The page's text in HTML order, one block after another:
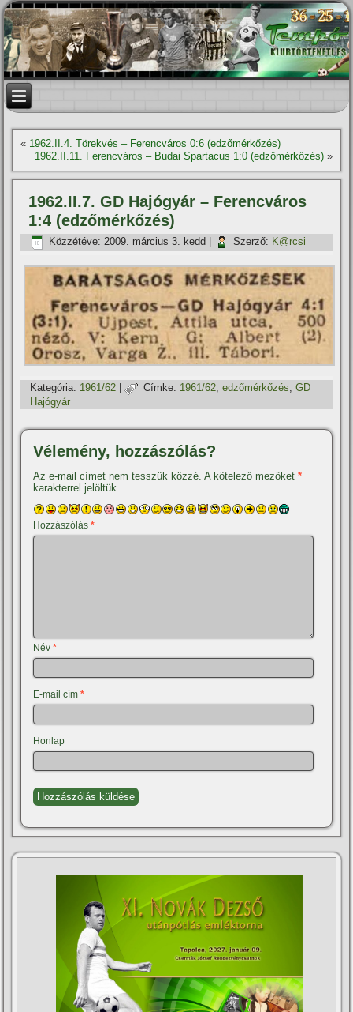
« 1962.II.4. Törekvés – Ferencváros 0:6 (edzőmérkőzés)
1962.II.11. Ferencváros – Budai Spartacus 1:0 (edzőmérkőzés)»
1962.II.7. GD Hajógyár – Ferencváros
1:4 (edzőmérkőzés)
Közzétéve: 2009. március 3. kedd Szerző: K@rcsi
Kategória: 1961/62 | Címke: 1961/62,edzőmérkőzés,GD
Hajógyár
Vélemény, hozzászólás?
Az e-mail címet nem tesszük közzé. A kötelező mezőket*
karakterrel jelöltük
Hozzászólás*
Név*
E-mail cím*
Honlap